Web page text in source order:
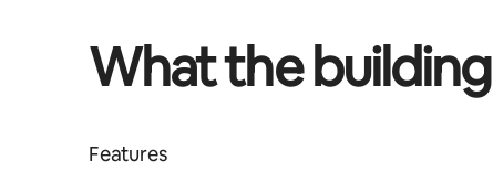
What the
Features